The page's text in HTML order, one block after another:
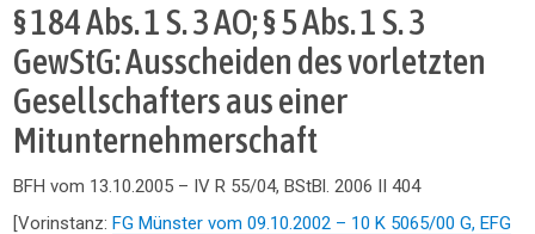
§ 184 Abs. 1 S. 3 AO; § 5 Abs. 1 S. 3
GewStG: Ausscheiden des vorletzten
Gesellschafters aus einer
Mitunternehmerschaft
BFH vom 13.10.2005 – IV R 55/04, BStBl. 2006 II 404
[Vorinstanz:FG Münster vom 09.10.2002 – 10 K 5065/00 G, EFG